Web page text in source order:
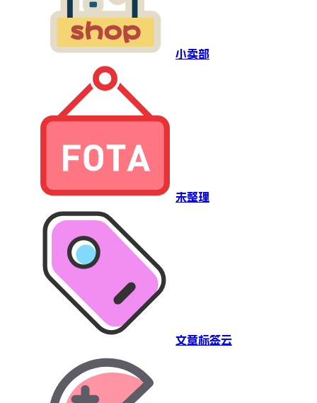
小卖部
未整理
文章标签云